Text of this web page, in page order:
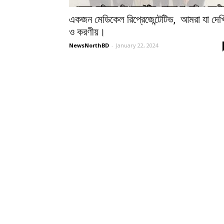
একজন মেডিকেল রিপ্রেজেন্টেটিভ, আমরা যা
ও করণীয়।
NewsNorthBD - January 22, 2024